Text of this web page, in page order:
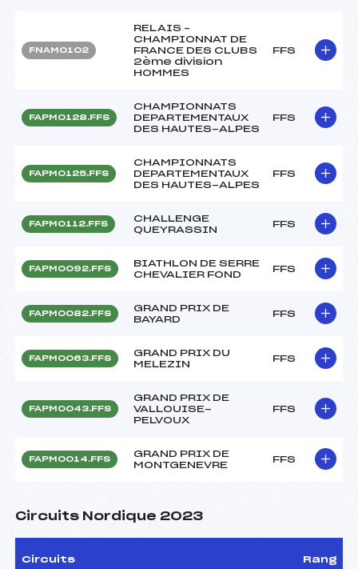
FNAM0102
RELAIS –
CHAMPIONNAT DE
FRANCE DES CLUBS
2ème division
HOMMES
FFS
FAPM0128.FFS
CHAMPIONNATS
DEPARTEMENTAUX
DES HAUTES-ALPES
FFS
FAPM0125.FFS
CHAMPIONNATS
DEPARTEMENTAUX
DES HAUTES-ALPES
FFS
FAPM0112.FFS
CHALLENGE
QUEYRASSIN
FFS
FAPM0092.FFS
BIATHLON DE SERRE
CHEVALIER FOND
FFS
FAPM0082.FFS
GRAND PRIX DE
BAYARD
FFS
FAPM0063.FFS
GRAND PRIX DU
MELEZIN
FFS
FAPM0043.FFS
GRAND PRIX DE
VALLOUISE-
PELVOUX
FFS
FAPM0014.FFS
GRAND PRIX DE
MONTGENEVRE
FFS
Circuits Nordique 2023
Circuits Rang